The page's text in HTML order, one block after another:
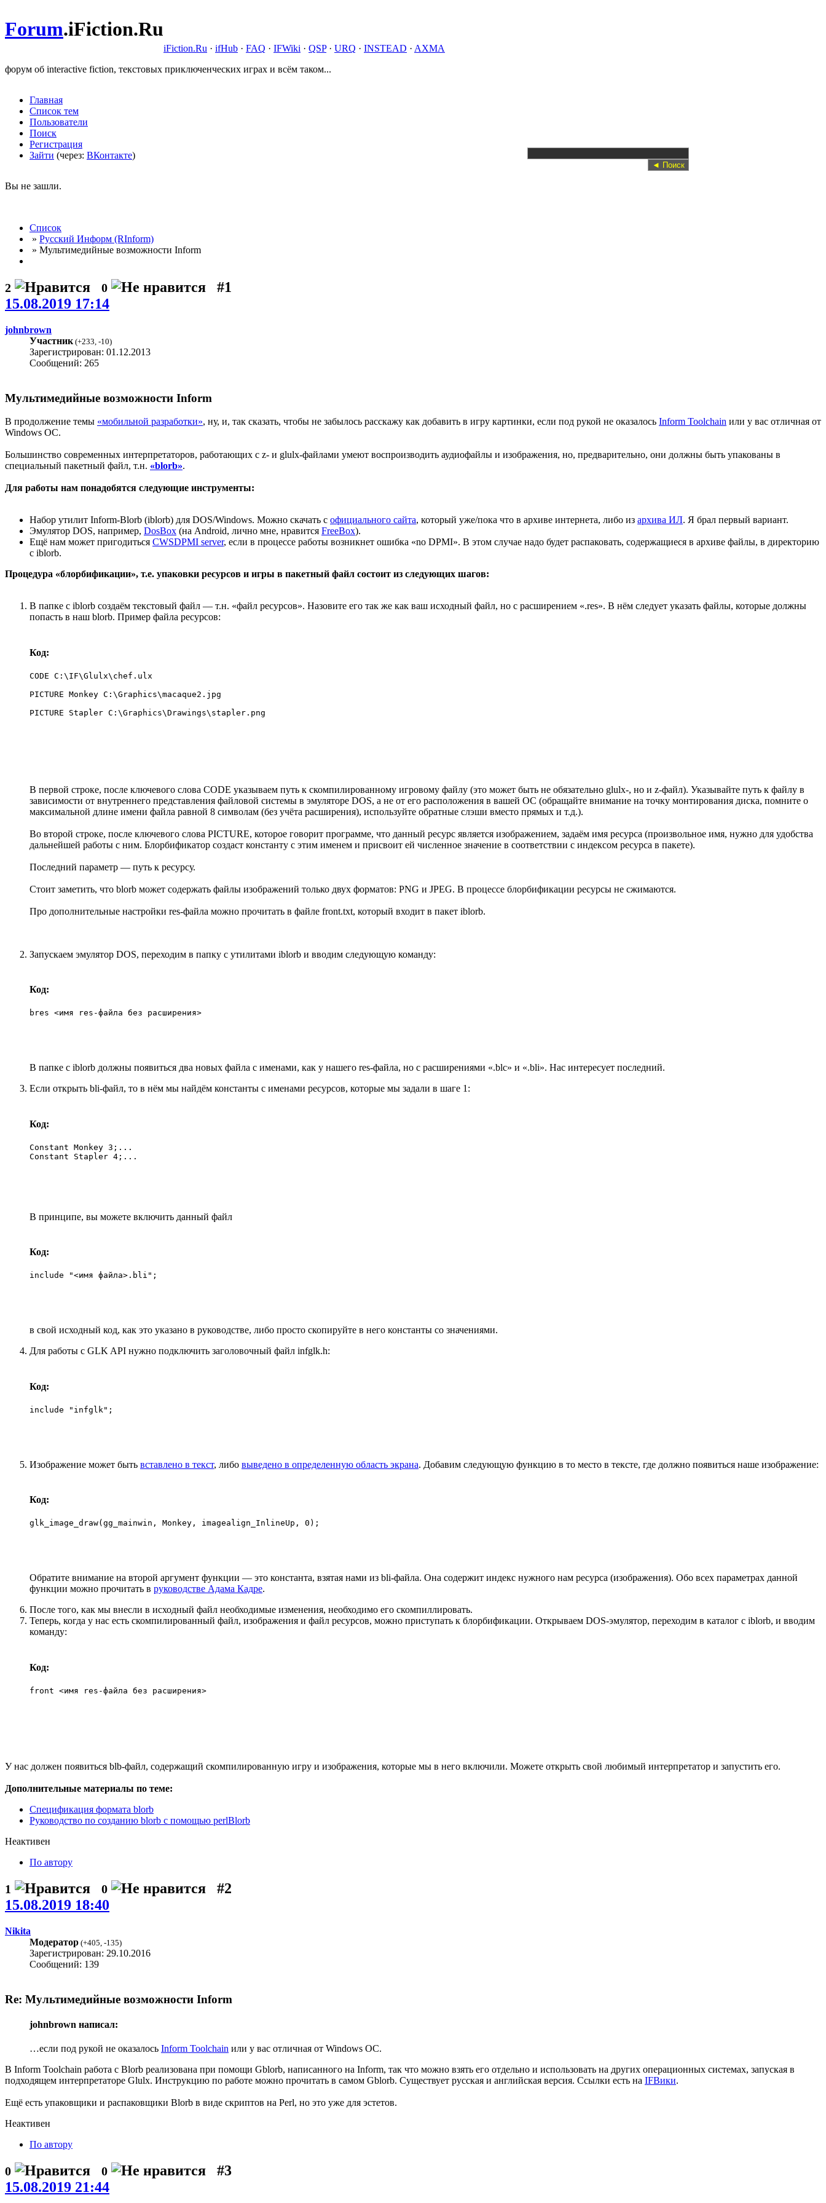
Forum.iFiction.Ru
iFiction.Ru · ifHub · FAQ · IFWiki · QSP· URQ · INSTEAD · AXMA
форум об interactive fiction, текстовых приключенческих играх и всём таком...
Главная
Список тем
Пользователи
Поиск
Регистрация
Зайти (через: ВКонтакте)
Вы не зашли.
Список
» Русский Информ (RInform)
» Мультимедийные возможности Inform
2 0
#1
15.08.2019 17:14
johnbrown
Участник (+233 -10)
Зарегистрирован: 01.12.2013
Сообщений: 265
Мультимедийные возможности Inform
В продолжение темы «мобильной разработки», ну, и, так сказать, чтобы не забылось расскажу как добавить в игру картинки, если под рукой не оказалось Inform Toolchain или у вас отличная от
Windows ОС.
Большинство современных интерпретаторов, работающих с z- и glulx-файлами умеют воспроизводить аудиофайлы и изображения, но, предварительно, они должны быть упакованы в
специальный пакетный файл, т.н. «blorb».
Для работы нам понадобятся следующие инструменты:
Набор утилит Inform-Blorb (iblorb) для DOS/Windows. Можно скачать с официального сайта, который уже/пока что в архиве интернета, либо из архива ИЛ. Я брал первый вариант.
Эмулятор DOS, например, DosBox (на Android, лично мне, нравится FreeBox).
Ещё нам может пригодиться CWSDPMI server, если в процессе работы возникнет ошибка «no DPMI». В этом случае надо будет распаковать, содержащиеся в архиве файлы, в директорию
с iblorb.
Процедура «блорбификации», т.е. упаковки ресурсов и игры в пакетный файл состоит из следующих шагов:
В папке с iblorb создаём текстовый файл — т.н. «файл ресурсов». Назовите его так же как ваш исходный файл, но с расширением «.res». В нём следует указать файлы, которые должны
попасть в наш blorb. Пример файла ресурсов:
Код:
CODE C:\IF\Glulx\chef.ulx
PICTURE Monkey C:\Graphics\macaque2.jpg
PICTURE Stapler C:\Graphics\Drawings\stapler.png
В первой строке, после ключевого слова CODE указываем путь к скомпилированному игровому файлу (это может быть не обязательно glulx-, но и z-файл). Указывайте путь к файлу в
зависимости от внутреннего представления файловой системы в эмуляторе DOS, а не от его расположения в вашей ОС (обращайте внимание на точку монтирования диска, помните о
максимальной длине имени файла равной 8 символам (без учёта расширения), используйте обратные слэши вместо прямых и т.д.).
Во второй строке, после ключевого слова PICTURE, которое говорит программе, что данный ресурс является изображением, задаём имя ресурса (произвольное имя, нужно для удобства
дальнейшей работы с ним. Блорбификатор создаст константу с этим именем и присвоит ей численное значение в соответствии с индексом ресурса в пакете).
Последний параметр — путь к ресурсу.
Стоит заметить, что blorb может содержать файлы изображений только двух форматов: PNG и JPEG. В процессе блорбификации ресурсы не сжимаются.
Про дополнительные настройки res-файла можно прочитать в файле front.txt, который входит в пакет iblorb.
Запускаем эмулятор DOS, переходим в папку с утилитами iblorb и вводим следующую команду:
Код:
bres <имя res-файла без расширения>
В папке с iblorb должны появиться два новых файла с именами, как у нашего res-файла, но с расширениями «.blc» и «.bli». Нас интересует последний.
Если открыть bli-файл, то в нём мы найдём константы с именами ресурсов, которые мы задали в шаге 1:
Код:
Constant Monkey 3;...
Constant Stapler 4;...
В принципе, вы можете включить данный файл
Код:
include "<имя файла>.bli";
в свой исходный код, как это указано в руководстве, либо просто скопируйте в него константы со значениями.
Для работы с GLK API нужно подключить заголовочный файл infglk.h:
Код:
include "infglk";
Изображение может быть вставлено в текст, либо выведено в определенную область экрана. Добавим следующую функцию в то место в тексте, где должно появиться наше изображение:
Код:
glk_image_draw(gg_mainwin, Monkey, imagealign_InlineUp, 0);
Обратите внимание на второй аргумент функции — это константа, взятая нами из bli-файла. Она содержит индекс нужного нам ресурса (изображения). Обо всех параметрах данной
функции можно прочитать в руководстве Адама Кадре.
После того, как мы внесли в исходный файл необходимые изменения, необходимо его скомпиллировать.
Теперь, когда у нас есть скомпилированный файл, изображения и файл ресурсов, можно приступать к блорбификации. Открываем DOS-эмулятор, переходим в каталог с iblorb, и вводим
команду:
Код:
front <имя res-файла без расширения>
У нас должен появиться blb-файл, содержащий скомпилированную игру и изображения, которые мы в него включили. Можете открыть свой любимый интерпретатор и запустить его.
Дополнительные материалы по теме:
Спецификация формата blorb
Руководство по созданию blorb с помощью perlBlorb
Неактивен
По автору
1 0
#2
15.08.2019 18:40
Nikita
Модератор (+405 -135)
Зарегистрирован: 29.10.2016
Сообщений: 139
Re: Мультимедийные возможности Inform
johnbrown написал:
…если под рукой не оказалось Inform Toolchain или у вас отличная от Windows ОС.
В Inform Toolchain работа с Blorb реализована при помощи Gblorb, написанного на Inform, так что можно взять его отдельно и использовать на других операционных системах, запуская в
подходящем интерпретаторе Glulx. Инструкцию по работе можно прочитать в самом Gblorb. Существует русская и английская версия. Ссылки есть на IFВики.
Ещё есть упаковщики и распаковщики Blorb в виде скриптов на Perl, но это уже для эстетов.
Неактивен
По автору
0 0
#3
15.08.2019 21:44